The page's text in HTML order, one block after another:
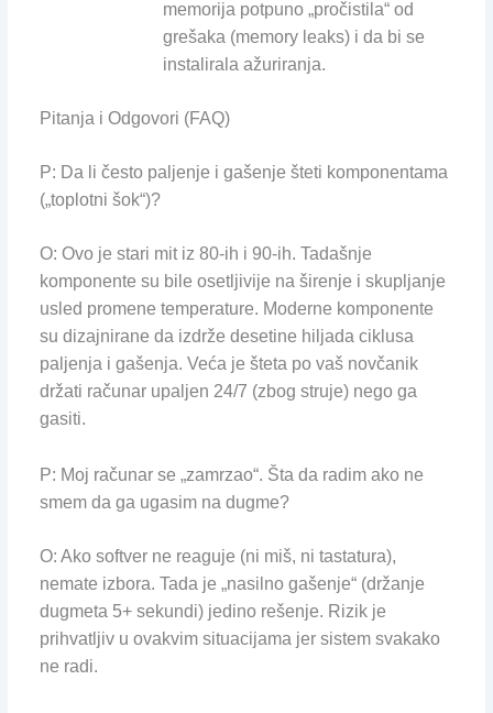
memorija potpuno „pročistila“ od
grešaka (memory leaks) i da bi se
instalirala ažuriranja.
Pitanja i Odgovori (FAQ)
P: Da li često paljenje i gašenje šteti komponentama
(„toplotni šok“)?
O: Ovo je stari mit iz 80-ih i 90-ih. Tadašnje
komponente su bile osetljivije na širenje i skupljanje
usled promene temperature. Moderne komponente
su dizajnirane da izdrže desetine hiljada ciklusa
paljenja i gašenja. Veća je šteta po vaš novčanik
držati računar upaljen 24/7 (zbog struje) nego ga
gasiti.
P: Moj računar se „zamrzao“. Šta da radim ako ne
smem da ga ugasim na dugme?
O: Ako softver ne reaguje (ni miš, ni tastatura),
nemate izbora. Tada je „nasilno gašenje“ (držanje
dugmeta 5+ sekundi) jedino rešenje. Rizik je
prihvatljiv u ovakvim situacijama jer sistem svakako
ne radi.